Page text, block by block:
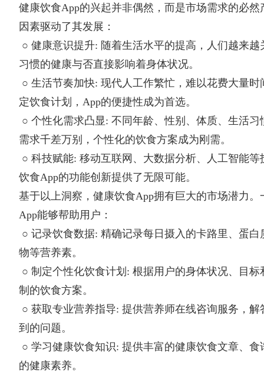
健康饮食App的兴起并非偶然，而是市场需求的必
因素驱动了其发展：
○ 健康意识提升: 随着生活水平的提高，人们越来
习惯的健康与否直接影响着身体状况。
○ 生活节奏加快: 现代人工作繁忙，难以花费大量
定饮食计划，App的便捷性成为首选。
○ 个性化需求凸显: 不同年龄、性别、体质、生活
需求千差万别，个性化的饮食方案成为刚需。
○ 科技赋能: 移动互联网、大数据分析、人工智能
饮食App的功能创新提供了无限可能。
基于以上洞察，健康饮食App拥有巨大的市场潜力
App能够帮助用户：
○ 记录饮食数据: 精确记录每日摄入的卡路里、蛋
物等营养素。
○ 制定个性化饮食计划: 根据用户的身体状况、目
制的饮食方案。
○ 获取专业营养指导: 提供营养师在线咨询服务，
到的问题。
○ 学习健康饮食知识: 提供丰富的健康饮食文章、
的健康素养。